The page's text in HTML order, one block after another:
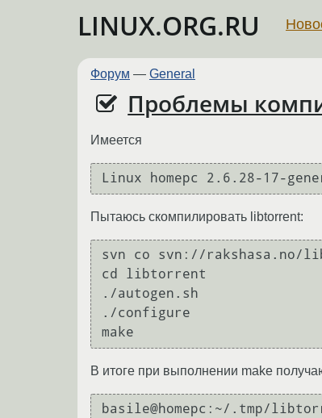
LINUX.ORG.RU
Форум — General
Проблемы
Имеется
Linux homepc 2.6.28-17-
Пытаюсь скомпилировать libtorrent:
svn co svn://
cd libtorrent
./autogen.sh
./configure
make
В итоге при выполнении make
basile@homepc:~/.tmp/